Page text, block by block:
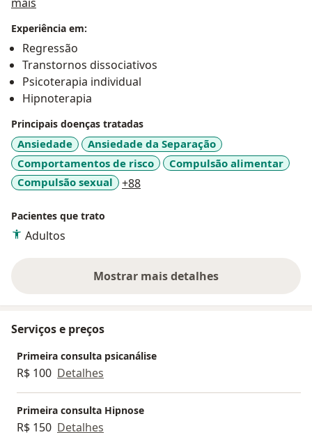
mais
Experiência em:
Regressão
Transtornos dissociativos
Psicoterapia individual
Hipnoterapia
Principais doenças tratadas
Ansiedade
Ansiedade da Separação
Comportamentos de risco
Compulsão alimentar
Compulsão sexual
+88a11y_sr_more_diseases
Pacientes que trato
Adultos
Mostrar mais detalhes
sobre a experiência
Serviços e preços
Primeira consulta psicanálise
R$ 100 Detalhes
Primeira consulta Hipnose
R$ 150 Detalhes